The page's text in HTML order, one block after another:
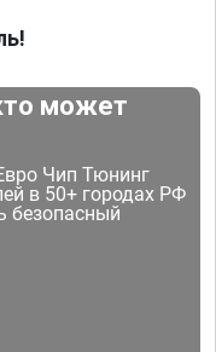
может
Чип Тюнинг
в 50+ городах РФ
безопасный